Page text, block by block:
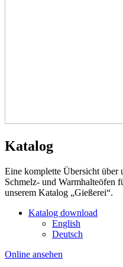
Katalog
Eine komplette Übersicht über
Schmelz- und Warmhalteöfen
unserem Katalog „Gießerei“.
Katalog download
English
Deutsch
Online ansehen